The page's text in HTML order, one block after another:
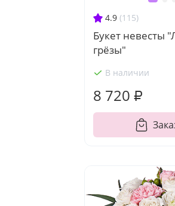
4.9 (115)
Букет невесты
грёзы"
В наличии
8 720 ₽